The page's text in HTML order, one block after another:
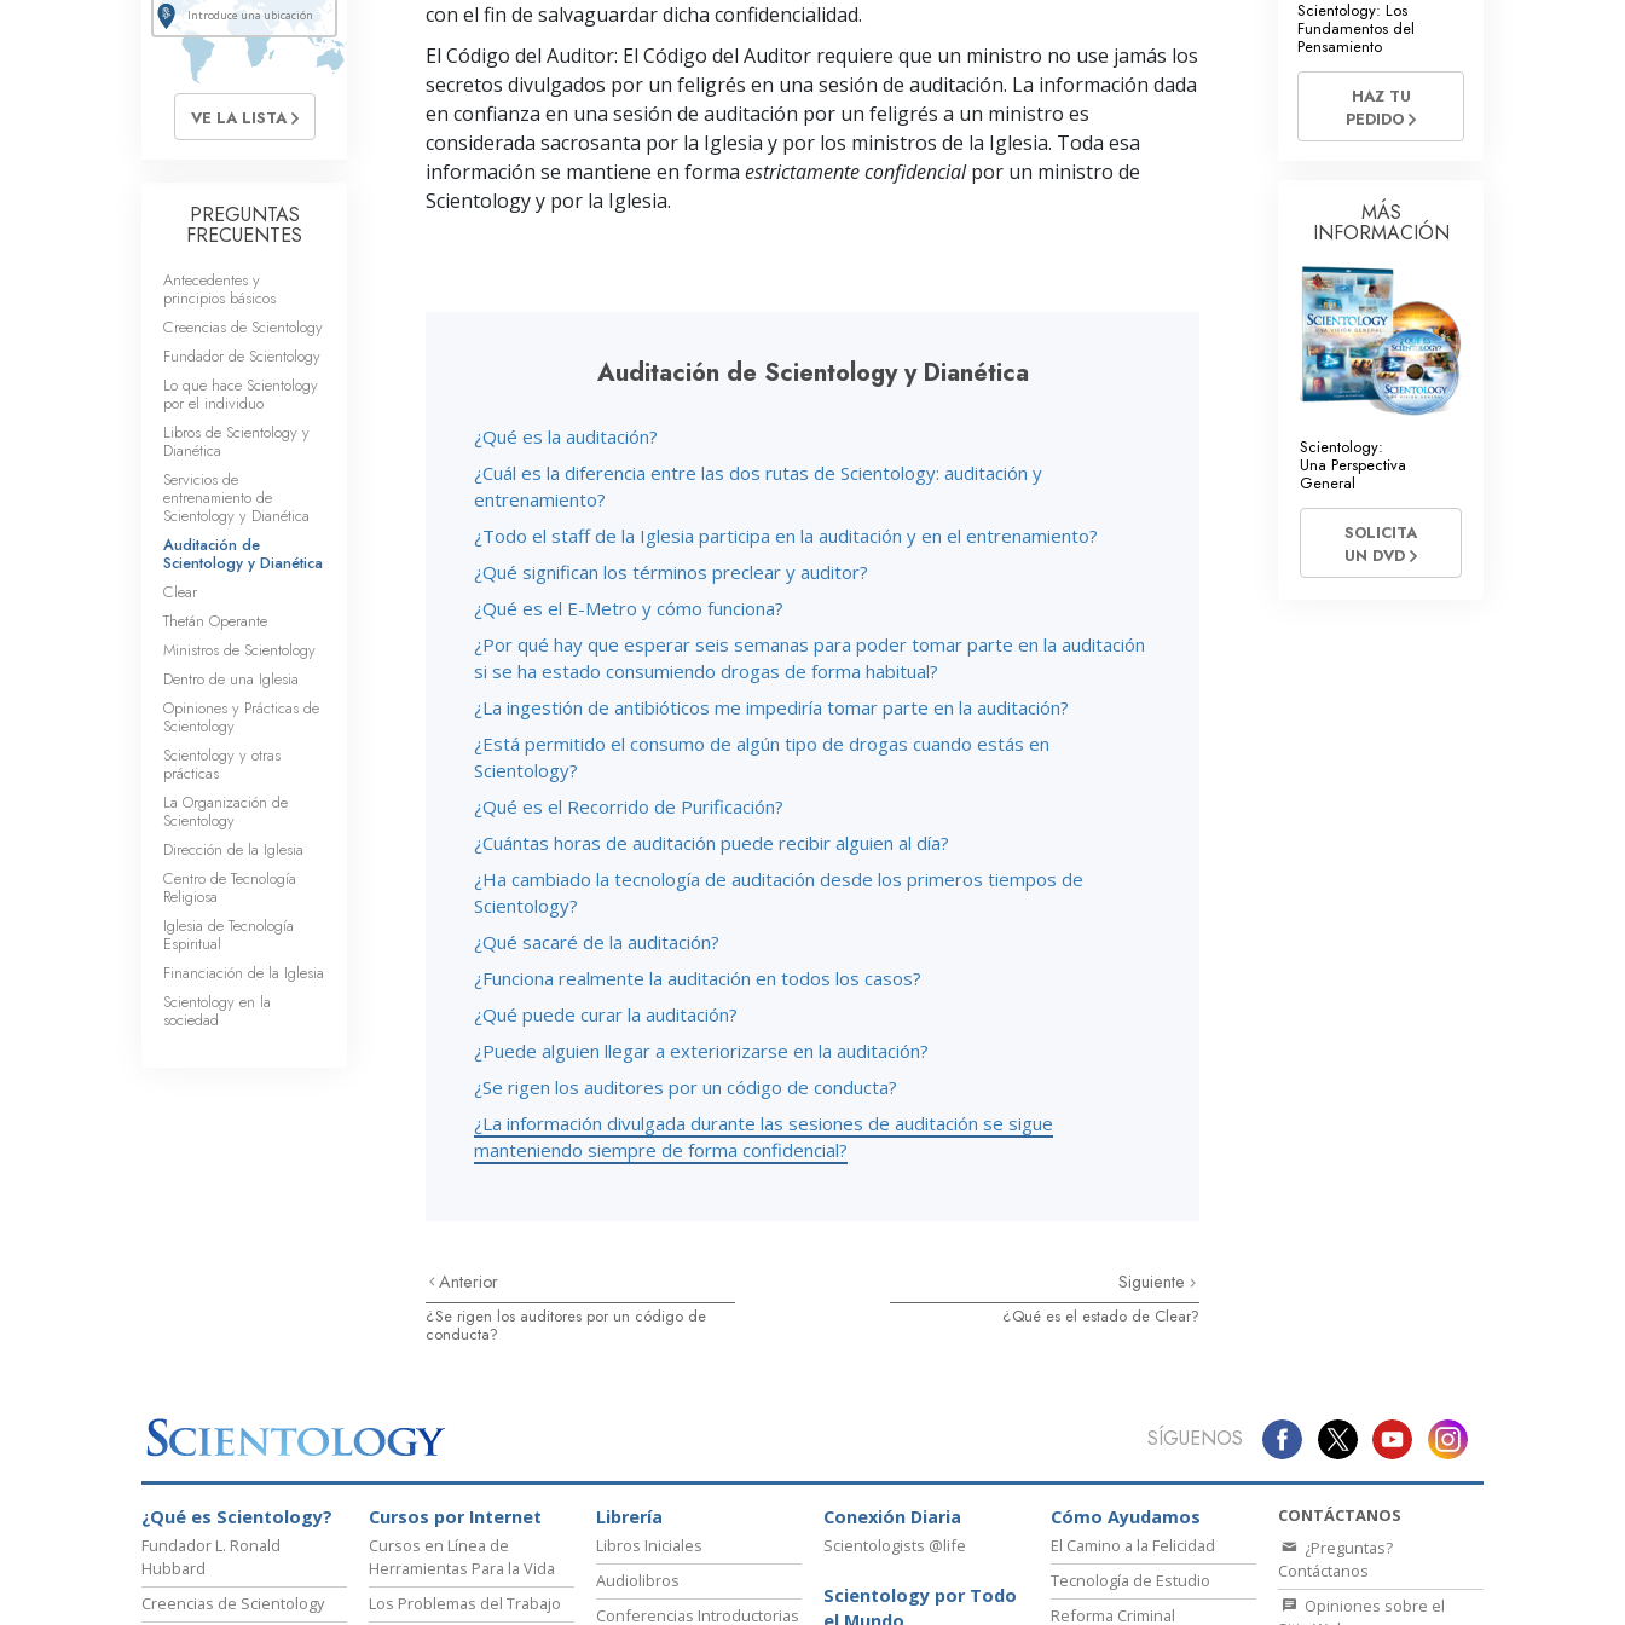
Amor y Odio: ¿Qué es Grandeza?
Respuestas a las Drogas
Los Niños
Herramientas para el Entorno Laboral
La Causa de la Supresión
Los Fundamentos de la Organización
Los Fundamentos de las Relaciones
Objetivos y Metas
La Tecnología de Estudio
con el fin de salvaguardar dicha confidencialidad.
El Código del Auditor: El Código del Auditor requiere que un ministro no use jamás los
secretos divulgados por un feligrés en una sesión de auditación. La información dada
en confianza en una sesión de auditación por un feligrés a un ministro es
considerada sacrosanta por la Iglesia y por los ministros de la Iglesia. Toda esa
información se mantiene en forma estrictamente confidencialpor un ministro de
Scientology y por la Iglesia.
Auditación de Scientology y Dianética
¿Qué es la auditación?
¿Cuál es la diferencia entre las dos rutas de Scientology: auditación y
entrenamiento?
¿Todo el staff de la Iglesia participa en la auditación y en el entrenamiento?
¿Qué significan los términos preclear y auditor?
¿Qué es el E-Metro y cómo funciona?
¿Por qué hay que esperar seis semanas para poder tomar parte en la auditación
si se ha estado consumiendo drogas de forma habitual?
¿La ingestión de antibióticos me impediría tomar parte en la auditación?
¿Está permitido el consumo de algún tipo de drogas cuando estás en
Scientology?
¿Qué es el Recorrido de Purificación?
¿Cuántas horas de auditación puede recibir alguien al día?
¿Ha cambiado la tecnología de auditación desde los primeros tiempos de
Scientology?
¿Qué sacaré de la auditación?
¿Funciona realmente la auditación en todos los casos?
¿Qué puede curar la auditación?
¿Puede alguien llegar a exteriorizarse en la auditación?
¿Se rigen los auditores por un código de conducta?
¿La información divulgada durante las sesiones de auditación se sigue
manteniendo siempre de forma confidencial?
Anterior
¿Se rigen los auditores por un código de
conducta?
Siguiente
¿Qué es el estado de Clear?
VE LA LISTA
PREGUNTAS
FRECUENTES
Antecedentes y
principios básicos
Creencias de Scientology
Fundador de Scientology
Lo que hace Scientology
por el individuo
Libros de Scientology y
Dianética
Servicios de
entrenamiento de
Scientology y Dianética
Auditación de
Scientology y Dianética
Clear
Thetán Operante
Ministros de Scientology
Dentro de una Iglesia
Opiniones y Prácticas de
Scientology
Scientology y otras
prácticas
La Organización de
Scientology
Dirección de la Iglesia
Centro de Tecnología
Religiosa
Iglesia de Tecnología
Espiritual
Financiación de la Iglesia
Scientology en la
sociedad
Scientology: Los
Fundamentos del
Pensamiento
HAZ TU
PEDIDO
MÁS
INFORMACIÓN
Scientology:
Una Perspectiva
General
SOLICITA
UN DVD
SÍGUENOS
¿Qué es Scientology?
Fundador L. Ronald
Hubbard
Creencias de Scientology
Cursos por Internet
Cursos en Línea de
Herramientas Para la Vida
Los Problemas del Trabajo
Librería
Libros Iniciales
Audiolibros
Conferencias Introductorias
Conexión Diaria
Scientologists @life
Scientology por Todo
Cómo Ayudamos
El Camino a la Felicidad
Tecnología de Estudio
Reforma Criminal
CONTÁCTANOS
¿Preguntas?
Contáctanos
Opiniones sobre el